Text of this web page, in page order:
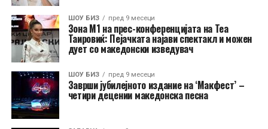
ШОУ БИЗ пред 9 месеци
Зона М1 на прес-конференцијата на Теа
Таировиќ: Пејачката најави спектакл и можен
дует со македонски изведувач
ШОУ БИЗ пред 9 месеци
Заврши јубилејното издание на ‘Макфест’ –
четири децении македонска песна